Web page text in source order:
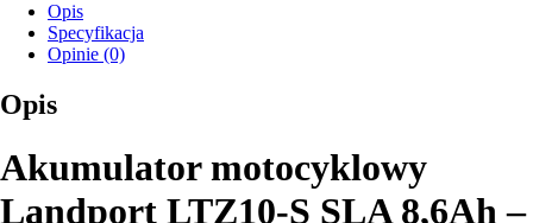
Opis
Specyfikacja
Opinie (0)
Opis
Akumulator motocyklowy
Landport LTZ10-S SLA 8,6Ah –